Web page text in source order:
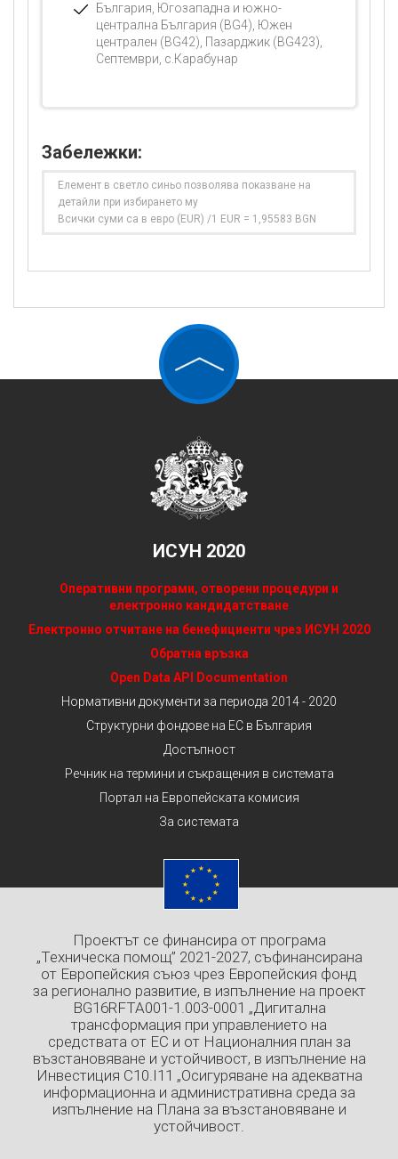
България, Югозападна и южно-
централна България (BG4), Южен
централен (BG42), Пазарджик (BG423),
Септември, с.Карабунар
Забележки:
Елемент в светло синьо позволява показване на
детайли при избирането му
Всички суми са в евро (EUR) /1 EUR = 1,95583 BGN
ИСУН 2020
Оперативни програми, отворени процедури и
електронно кандидатстване
Електронно отчитане на бенефициенти чрез ИСУН 2020
Обратна връзка
Open Data API Documentation
Нормативни документи за периода 2014 - 2020
Структурни фондове на ЕС в България
Достъпност
Речник на термини и съкращения в системата
Портал на Европейската комисия
За системата
Проектът се финансира от програма
„Техническа помощ” 2021-2027, съфинансирана
от Европейския съюз чрез Европейския фонд
за регионално развитие, в изпълнение на проект
BG16RFTA001-1.003-0001 „Дигитална
трансформация при управлението на
средствата от ЕС и от Националния план за
възстановяване и устойчивост, в изпълнение на
Инвестиция C10.I11 „Осигуряване на адекватна
информационна и административна среда за
изпълнение на Плана за възстановяване и
устойчивост.